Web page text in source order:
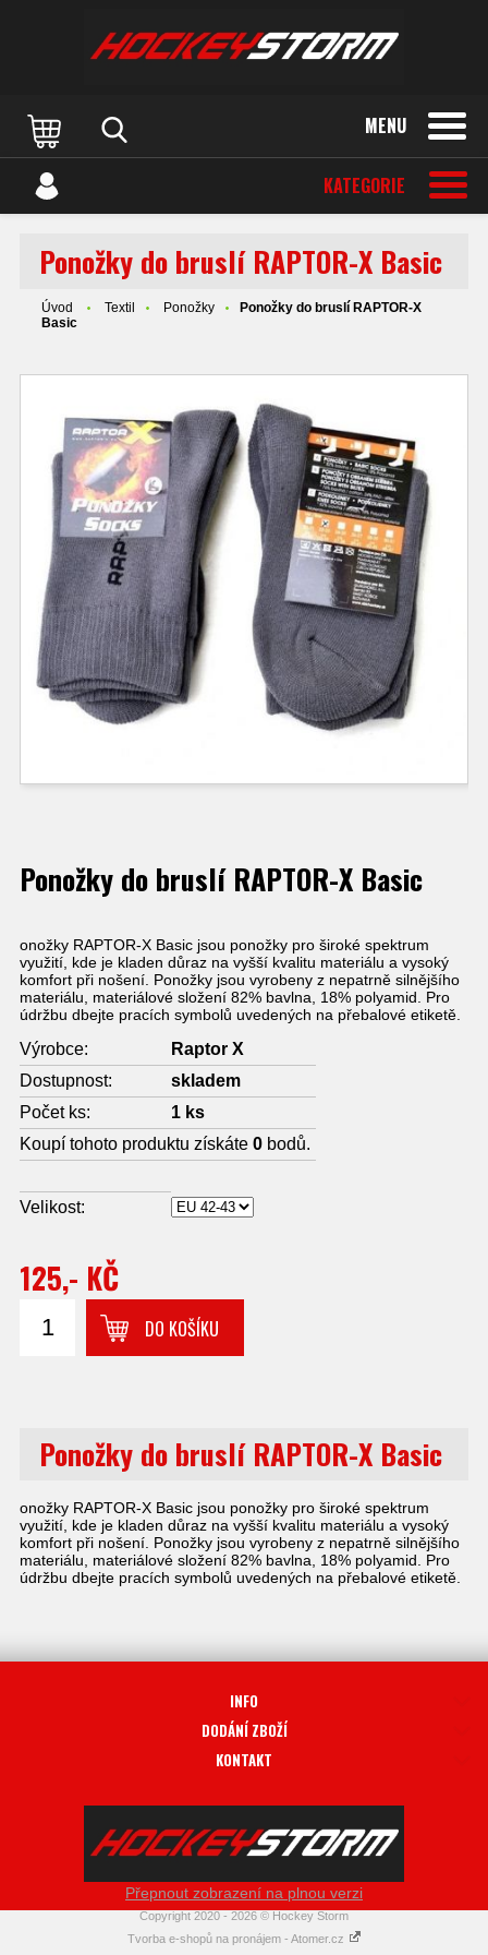
MENU
KATEGORIE
Ponožky do bruslí RAPTOR-X Basic
Úvod Textil Ponožky
Ponožky do bruslí RAPTOR-X
Basic
Ponožky do bruslí RAPTOR-X Basic
onožky RAPTOR-X Basic jsou ponožky pro široké spektrum
využití, kde je kladen důraz na vyšší kvalitu materiálu a vysoký
komfort při nošení. Ponožky jsou vyrobeny z nepatrně silnějšího
materiálu, materiálové složení 82% bavlna, 18% polyamid. Pro
údržbu dbejte pracích symbolů uvedených na přebalové etiketě.
Výrobce:
Raptor X
Dostupnost:
skladem
Počet ks:
1 ks
Koupí tohoto produktu získáte 0 bodů.
Velikost:
125,- KČ
DO KOŠÍKU
Ponožky do bruslí RAPTOR-X Basic
onožky RAPTOR-X Basic jsou ponožky pro široké spektrum
využití, kde je kladen důraz na vyšší kvalitu materiálu a vysoký
komfort při nošení. Ponožky jsou vyrobeny z nepatrně silnějšího
materiálu, materiálové složení 82% bavlna, 18% polyamid. Pro
údržbu dbejte pracích symbolů uvedených na přebalové etiketě.
INFO
DODÁNÍ ZBOŽÍ
KONTAKT
Přepnout zobrazení na plnou verzi
Copyright 2020 - 2026 © Hockey Storm
Tvorba e-shopů na pronájem - Atomer.cz